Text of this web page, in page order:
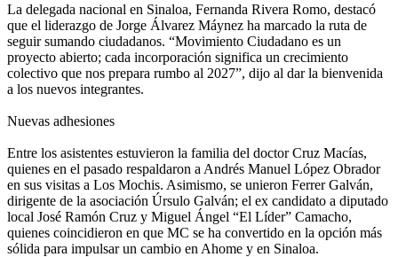
La delegada nacional en Sinaloa, Fernanda Rivera Romo, destacó
que el liderazgo de Jorge Álvarez Máynez ha marcado la ruta de
seguir sumando ciudadanos. “Movimiento Ciudadano es un
proyecto abierto; cada incorporación significa un crecimiento
colectivo que nos prepara rumbo al 2027”, dijo al dar la bienvenida
a los nuevos integrantes.
Nuevas adhesiones
Entre los asistentes estuvieron la familia del doctor Cruz Macías,
quienes en el pasado respaldaron a Andrés Manuel López Obrador
en sus visitas a Los Mochis. Asimismo, se unieron Ferrer Galván,
dirigente de la asociación Úrsulo Galván; el ex candidato a diputado
local José Ramón Cruz y Miguel Ángel “El Líder” Camacho,
quienes coincidieron en que MC se ha convertido en la opción más
sólida para impulsar un cambio en Ahome y en Sinaloa.